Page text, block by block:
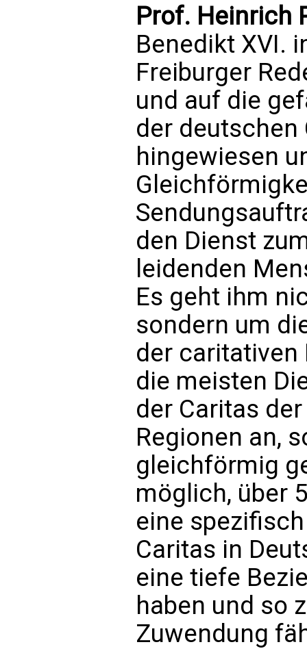
Prof. Heinrich
Benedikt XVI.
Freiburger
und auf die
der deutschen
hingewiesen
den Dienst
leidenden
Es geht ihm
sondern um
der caritativen
die meisten
der Caritas
Regionen an,
gleichförmig
möglich, über
eine
Caritas in
eine tiefe
haben und so
Zuwendung